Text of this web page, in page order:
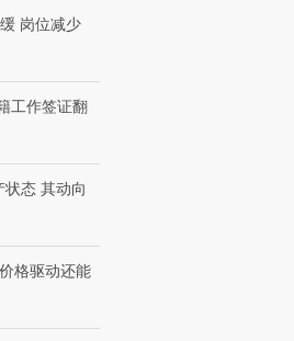
岗位减少
工作签证翻
态 其动向
格驱动还能